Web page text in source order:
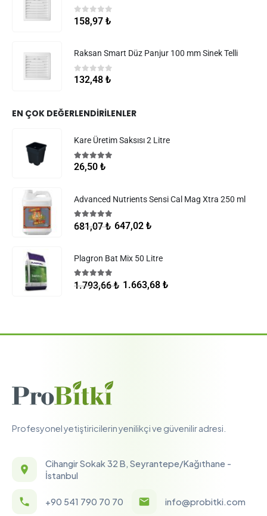
0 5 üzerinden
158,97 ₺
Raksan Smart Düz Panjur 100 mm Sinek Telli
05 üzerinden
132,48 ₺
EN ÇOK DEĞERLENDIRILENLER
Kare Üretim Saksısı 2 Litre
5.005 üzerinden
26,50 ₺
Advanced Nutrients Sensi Cal Mag Xtra 250 ml
5.005 üzerinden
681,07₺ 647,02 ₺
Plagron Bat Mix 50 Litre
5.005 üzerinden
1.793,66₺ 1.663,68 ₺
Profesyonel yetiştiricilerin yenilikçi ve güvenilir adresi.
Cihangir Sokak 32 B, Seyrantepe/Kağıthane -
İstanbul
+90 541 790 70 70 info@probitki.com